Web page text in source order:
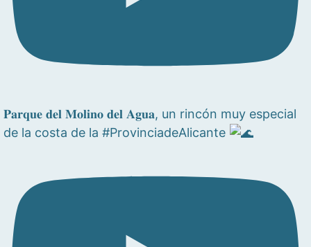
𝐏𝐚𝐫𝐪𝐮𝐞 𝐝𝐞𝐥 𝐌𝐨𝐥𝐢𝐧𝐨 𝐝𝐞𝐥 𝐀𝐠𝐮𝐚, un rincón muy especial
de la costa de la #ProvinciadeAlicante